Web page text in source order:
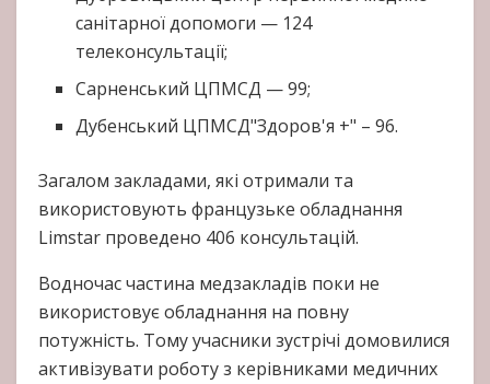
санітарної допомоги — 124
телеконсультації;
Сарненський ЦПМСД — 99;
Дубенський ЦПМСД"Здоров'я +" – 96.
Загалом закладами, які отримали та
використовують французьке обладнання
Limstar проведено 406 консультацій.
Водночас частина медзакладів поки не
використовує обладнання на повну
потужність. Тому учасники зустрічі домовилися
активізувати роботу з керівниками медичних